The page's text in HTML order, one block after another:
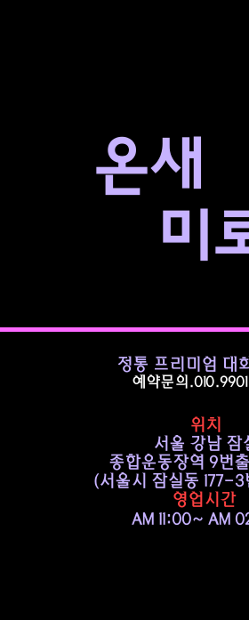
​온새
미
정통 프리미엄 대
예약문의
위치
서울 강남 잠
종합운동장역 9번
​(서울시 잠실동 177-3
영업시간
AM 11:00~ AM